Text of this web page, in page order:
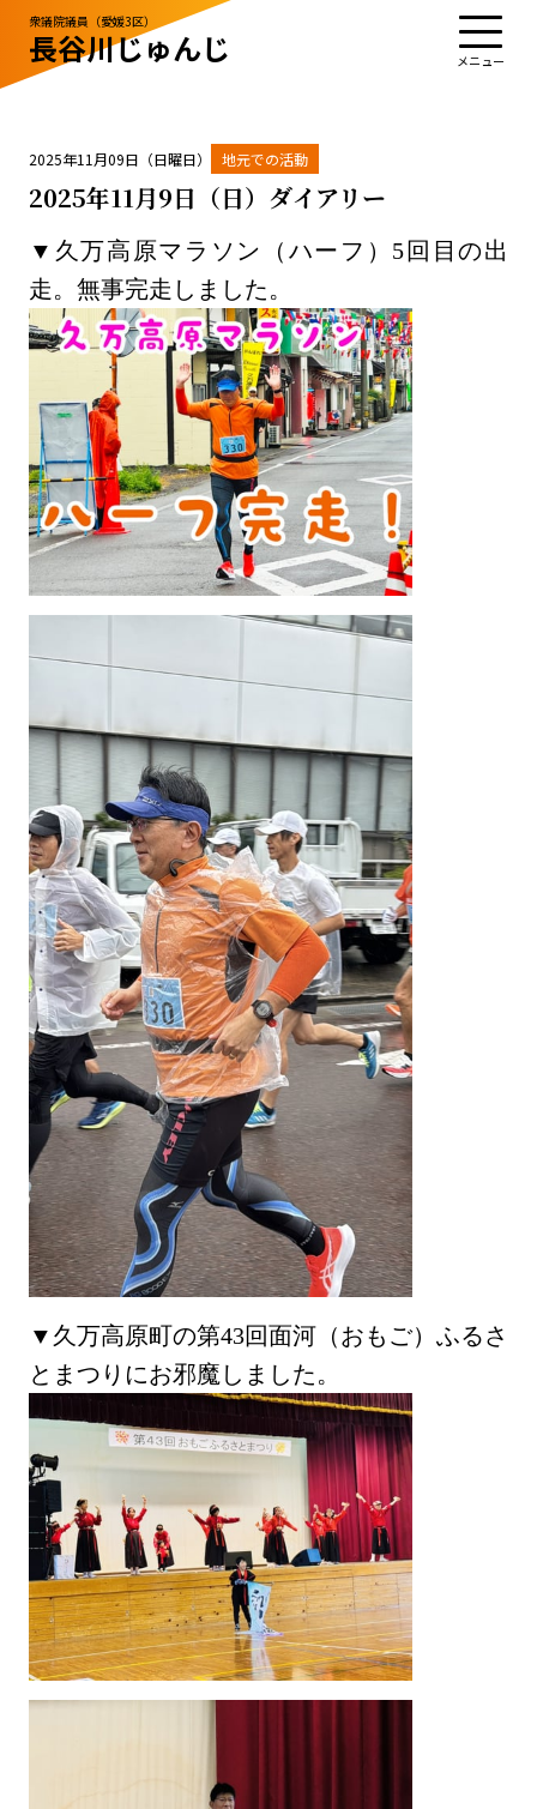
衆議院議員（愛媛3区）
長谷川じゅんじ
TOPプロフィール活動・実績
政治姿勢お知らせ応援する
お知らせ
お問い合わせ
サイトポリシー
2025年11月09日（日曜日） 地元での活動
2025年11月9日（日）ダイアリー
▼久万高原マラソン（ハーフ）5回目の出
走。無事完走しました。
▼久万高原町の第43回面河（おもご）ふるさ
とまつりにお邪魔しました。